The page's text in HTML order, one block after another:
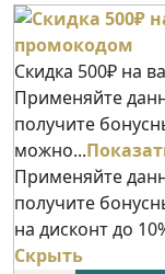
Скидка 500₽ на
Применяйте
получите
можно...
Применяйте
получите
на дисконт до
Скрыть